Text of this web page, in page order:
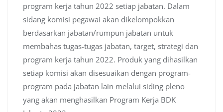
program kerja tahun 2022 setiap jabatan. Dalam
sidang komisi pegawai akan dikelompokkan
berdasarkan jabatan/rumpun jabatan untuk
membahas tugas-tugas jabatan, target, strategi dan
program kerja tahun 2022. Produk yang dihasilkan
setiap komisi akan disesuaikan dengan program-
program pada jabatan lain melalui siding pleno
yang akan menghasilkan Program Kerja BDK